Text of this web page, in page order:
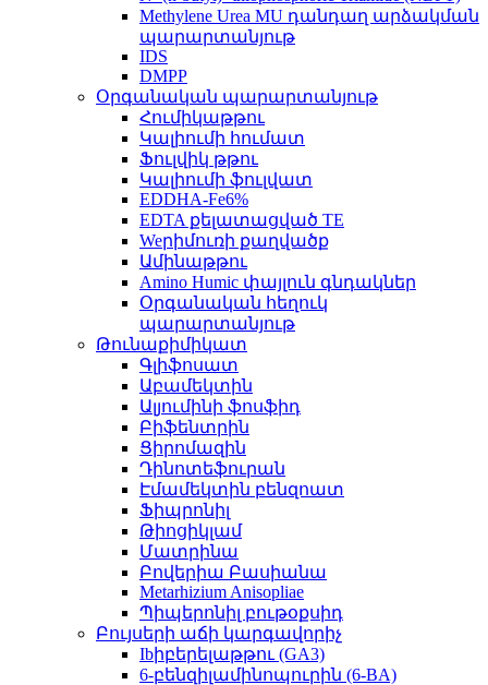
Methylene Urea MU դանդաղ արձակման
պարարտանյութ
IDS
DMPP
Օրգանական պարարտանյութ
Հումիկաթթու
Կալիումի հումատ
Ֆուլվիկ թթու
Կալիումի ֆուլվատ
EDDHA-Fe6%
EDTA քելատացված TE
Weրիմուռի քաղվածք
Ամինաթթու
Amino Humic փայլուն գնդակներ
Օրգանական հեղուկ
պարարտանյութ
Թունաքիմիկատ
Գլիֆոսատ
Աբամեկտին
Ալյումինի ֆոսֆիդ
Բիֆենտրին
Ցիրոմազին
Դինոտեֆուրան
Էմամեկտին բենզոատ
Ֆիպրոնիլ
Թիոցիկլամ
Մատրինա
Բովերիա Բասիանա
Metarhizium Anisopliae
Պիպերոնիլ բութօքսիդ
Բույսերի աճի կարգավորիչ
Ibիբերելաթթու (GA3)
6-բենզիլամինոպուրին (6-BA)